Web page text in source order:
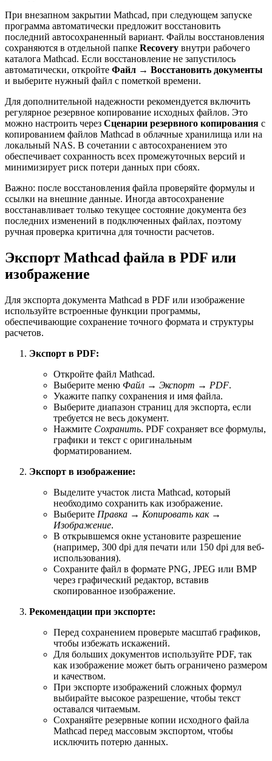
При внезапном закрытии Mathcad, при следующем запуске
программа автоматически предложит восстановить
последний автосохраненный вариант. Файлы восстановления
сохраняются в отдельной папке Recovery внутри рабочего
каталога Mathcad. Если восстановление не запустилось
автоматически, откройте Файл → Восстановить документы
и выберите нужный файл с пометкой времени.
Для дополнительной надежности рекомендуется включить
регулярное резервное копирование исходных файлов. Это
можно настроить через Сценарии резервного копирования с
копированием файлов Mathcad в облачные хранилища или на
локальный NAS. В сочетании с автосохранением это
обеспечивает сохранность всех промежуточных версий и
минимизирует риск потери данных при сбоях.
Важно: после восстановления файла проверяйте формулы и
ссылки на внешние данные. Иногда автосохранение
восстанавливает только текущее состояние документа без
последних изменений в подключенных файлах, поэтому
ручная проверка критична для точности расчетов.
Экспорт Mathcad файла в PDF или
изображение
Для экспорта документа Mathcad в PDF или изображение
используйте встроенные функции программы,
обеспечивающие сохранение точного формата и структуры
расчетов.
Экспорт в PDF:
Откройте файл Mathcad.
Выберите меню Файл → Экспорт → PDF.
Укажите папку сохранения и имя файла.
Выберите диапазон страниц для экспорта, если
требуется не весь документ.
Нажмите Сохранить. PDF сохраняет все формулы,
графики и текст с оригинальным
форматированием.
Экспорт в изображение:
Выделите участок листа Mathcad, который
необходимо сохранить как изображение.
Выберите Правка → Копировать как →
Изображение.
В открывшемся окне установите разрешение
(например, 300 dpi для печати или 150 dpi для веб-
использования).
Сохраните файл в формате PNG, JPEG или BMP
через графический редактор, вставив
скопированное изображение.
Рекомендации при экспорте:
Перед сохранением проверьте масштаб графиков,
чтобы избежать искажений.
Для больших документов используйте PDF, так
как изображение может быть ограничено размером
и качеством.
При экспорте изображений сложных формул
выбирайте высокое разрешение, чтобы текст
оставался читаемым.
Сохраняйте резервные копии исходного файла
Mathcad перед массовым экспортом, чтобы
исключить потерю данных.